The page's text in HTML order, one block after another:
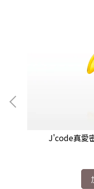
J'code真愛